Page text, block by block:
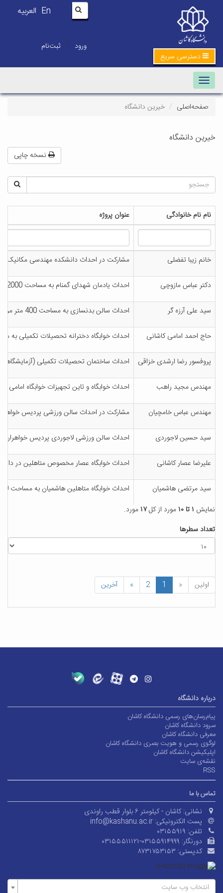
En العربیه
ورود | ثبت‌نام
دسترسی سریع
Toggle navigation
صفحه‌اصلی خیرین دانشگاه
خیرین دانشگاه
نسخه چاپی
نام نام خانوادگی عنوان پروژه
خانم زیبا تفضلی مشارکت در احداث دانشکده مهندسی مکانیک و
دکتر عباس مازوچی احداث یادمان شهدای گمنام به مساحت 2000 متر در دانشگاه کاشان
سید علی آرزه گر احداث سالن بدنسازی به مساحت 400 متر مربع در دانشگاه کاشان
حاج احمد امامی کاشانی احداث خوابگاه دخترانه تحصیلات تکمیلی به مساحت 1200متر مربع در
پروفسور رضا ارشدی خزاقی احداث ساختمان تحصیلات تکمیلی (آزمایشگاههای مرکزی) به مساحت
مهندس مجید راهب احداث خوابگاه و تاین تجهیزات خوابگاه امامی
مهندس عباس خامچیان مشارکت در احداث سالن ورزشی پردیس
سید حسین لاجوردی احداث سالن ورزشی لاجوردی پردیس خواهران
علیرضا عصار کاشانی احداث خوابگاه عصار مخصوص متاهلین در
سید مرتضی هاشمیان
احداث خوابگاه متاهلین هاشمیان به مساحت 1100 متر مربع در دانشگاه کاشان
نمایش ۱ تا ۱۰ مورد از کل۱۷مورد.
تعداد سطرها
اولین «
1
2
» آخرین
درباره دانشگاه
پیام‌رسان‌های رسمی دانشگاه کاشان
سرود دانشگاه کاشان
معرفی دانشگاه کاشان
لوگوی رسمی و هویت بصری دانشگاه کاشان
اپلیکیشن دانشگاه کاشان
نقشه‌ی سایت
RSS
تماس با ما
نشانی: کاشان - کیلومتر ۶ بلوار قطب راوندی
پست الکترونیکی: info@kashanu.ac.ir
تلفن: ۰۳۱۵۵۹۱۹
دورنگار: ۰۳۱۵۵۵۱۱۱۲۱-۰۳۱۵۵۹۱۴۹۹۹
کدپستی: ۸۷۳۱۷۵۳۱۵۳
انتخاب وب سایت